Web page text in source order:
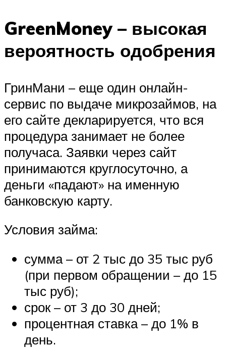
GreenMoney – высокая
вероятность одобрения
ГринМани – еще один онлайн-
сервис по выдаче микрозаймов, на
его сайте декларируется, что вся
процедура занимает не более
получаса. Заявки через сайт
принимаются круглосуточно, а
деньги «падают» на именную
банковскую карту.
Условия займа:
сумма – от 2 тыс до 35 тыс руб
(при первом обращении – до 15
тыс руб);
срок – от 3 до 30 дней;
процентная ставка – до 1% в
день.